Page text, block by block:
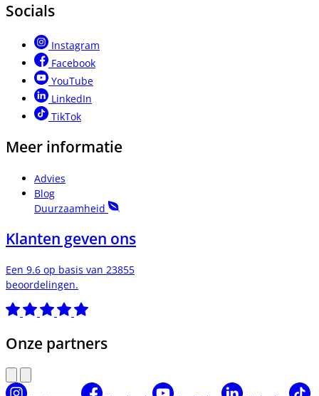
Socials
Instagram
Facebook
YouTube
LinkedIn
TikTok
Meer informatie
Advies
Blog
Duurzaamheid
Klanten geven ons
Een 9.6 op basis van 23855
beoordelingen.
Onze partners